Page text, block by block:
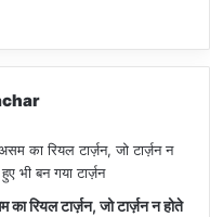
का रियल टार्ज़न, जो टार्ज़न न होते